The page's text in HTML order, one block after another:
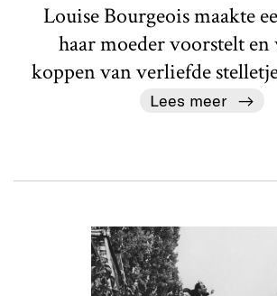
Louise Bourgeois maakte
haar moeder voorstelt en
koppen van verliefde
Lees meer